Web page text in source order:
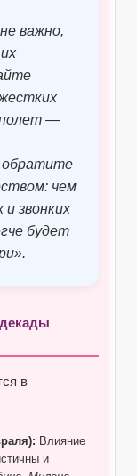
важно,
полет —
обратите
чем
звонких
будет
в
Влияние
и